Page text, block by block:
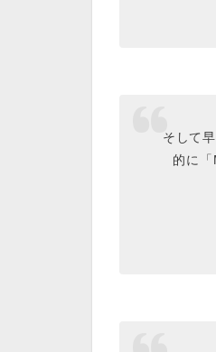
そして
的に